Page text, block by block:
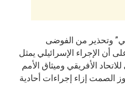
وتحذير من الفوضى
أن الإجراء الإسرائيلي يمثل
الأفريقي وميثاق الأمم
الصمت إزاء إجراءات أحادية